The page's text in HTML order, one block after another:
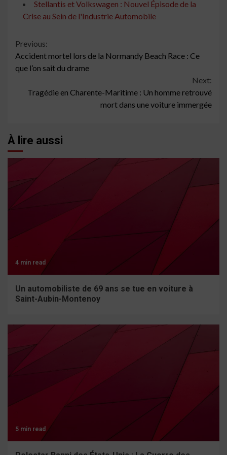
Stellantis et Volkswagen : Nouvel Épisode de la
Crise au Sein de l'Industrie Automobile
Continue
Reading
Previous:
Accident mortel lors de la Normandy Beach Race : Ce
que l’on sait du drame
Next:
Tragédie en Charente-Maritime : Un homme retrouvé
mort dans une voiture immergée
À lire aussi
4 min read
Un automobiliste de 69 ans se tue en voiture à
Saint-Aubin-Montenoy
5 min read